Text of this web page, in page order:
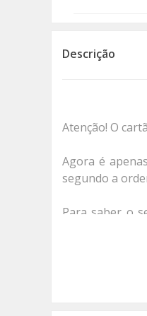
Descrição
Atenção! O
Agora é
segundo a
Para saber o